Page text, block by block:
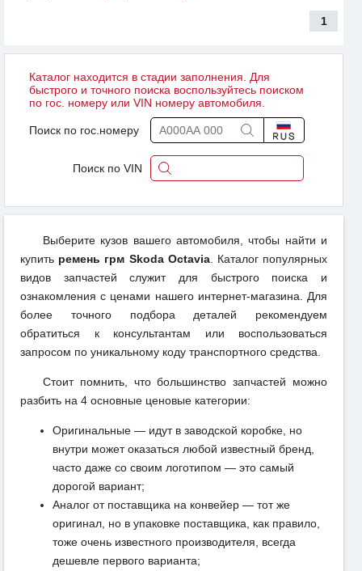
1
Каталог находится в стадии заполнения. Для
быстрого и точного поиска воспользуйтесь поиском
по гос. номеру или VIN номеру автомобиля.
Поиск по гос.номеру
Поиск по VIN
Выберите кузов вашего автомобиля, чтобы найти и
купить ремень грм Skoda Octavia. Каталог популярных
видов запчастей служит для быстрого поиска и
ознакомления с ценами нашего интернет-магазина. Для
более точного подбора деталей рекомендуем
обратиться к консультантам или воспользоваться
запросом по уникальному коду транспортного средства.
Стоит помнить, что большинство запчастей можно
разбить на 4 основные ценовые категории:
Оригинальные — идут в заводской коробке, но
внутри может оказаться любой известный бренд,
часто даже со своим логотипом — это самый
дорогой вариант;
Аналог от поставщика на конвейер — тот же
оригинал, но в упаковке поставщика, как правило,
тоже очень известного производителя, всегда
дешевле первого варианта;